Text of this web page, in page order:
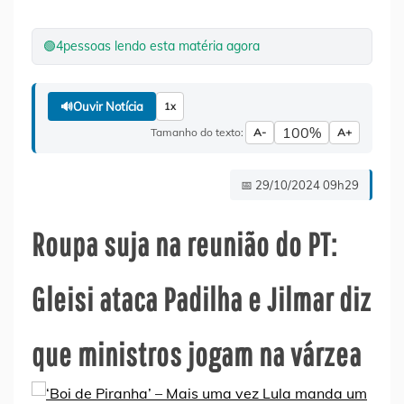
🟢4pessoas lendo esta matéria agora
🔊Ouvir Notícia 1x
Tamanho do texto: A- 100% A+
📅 29/10/2024 09h29
Roupa suja na reunião do PT:
Gleisi ataca Padilha e Jilmar diz
que ministros jogam na várzea